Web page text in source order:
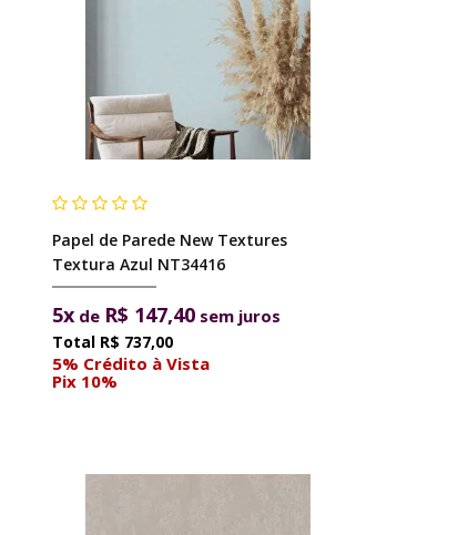
Papel de Parede New Textures
Textura Azul NT34416
5x de R$ 147,40 sem juros
R$ 737,00
5% Crédito à Vista
Pix 10%